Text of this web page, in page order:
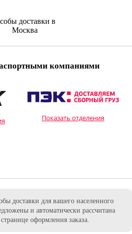
доставки в
Москва
компаниями
Показать отделения
доставки для вашего населенного
и автоматически рассчитана
оформления заказа.